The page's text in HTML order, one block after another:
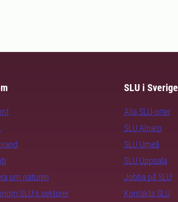
om naturen
SLU:s sektorer
SLU i Sverige
Alla SLU-orter
SLU Alnarp
SLU Umeå
SLU Uppsala
Jobba på SLU
Kontakta SLU